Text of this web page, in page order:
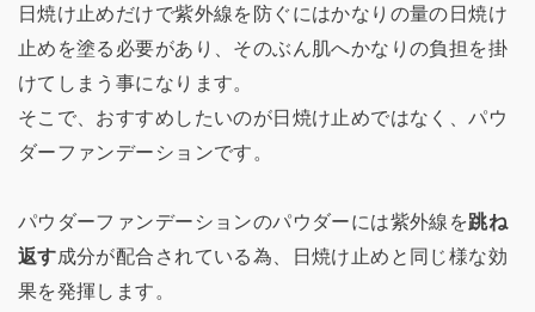
日焼け止めだけで紫外線を防ぐにはかなりの量の日焼け
止めを塗る必要があり、そのぶん肌へかなりの負担を掛
けてしまう事になります。
そこで、おすすめしたいのが日焼け止めではなく、パウ
ダーファンデーションです。
パウダーファンデーションのパウダーには紫外線を跳ね
返す成分が配合されている為、日焼け止めと同じ様な効
果を発揮します。